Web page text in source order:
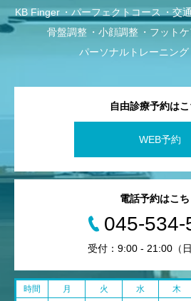
KB Finger パーフェクトコース 交
骨盤調整
小顔調整 フットケ
パーソナルトレーニング
自由診療予約は
WEB予約
電話予約はこち
045-534-
受付：9:00 - 21:00（日
時間 月 火 水 木